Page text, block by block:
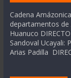
Cadena
departamentos
Huanuco
Sandoval Ucayali:
Arias Padilla